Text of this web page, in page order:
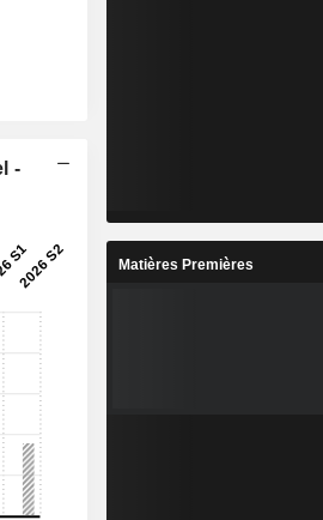
-
Matières Premières